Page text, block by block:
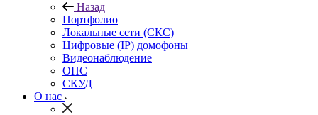
Назад
Портфолио
Локальные сети (СКС)
Цифровые (IP) домофоны
Видеонаблюдение
ОПС
СКУД
О нас